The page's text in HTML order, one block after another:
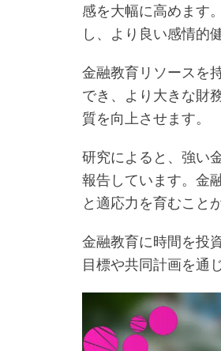
感を大幅に高めます
し、より良い感情的
金融教育リソースを
でき、より大きな財
質を向上させます。
研究によると、強い
報告しています。金
と適応力を育むこと
金融教育に時間を投
目標や共同計画を通